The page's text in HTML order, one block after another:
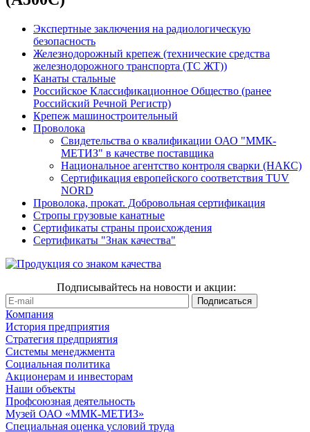
Экспертные заключения на радиологическую
безопасность
Железнодорожный крепеж (технические средства
железнодорожного транспорта (ТС ЖТ))
Канаты стальные
Российское Классификационное Общество (ранее
Российский Речной Регистр)
Крепеж машиностроительный
Проволока
Свидетельства о квалификации ОАО "ММК-
МЕТИЗ" в качестве поставщика
Национальное агентство контроля сварки (НАКС)
Сертификация европейского соответствия TUV
NORD
Проволока, прокат. Добровольная сертификация
Стропы грузовые канатные
Сертификаты страны происхождения
Сертификаты "Знак качества"
Подписывайтесь на новости и акции:
Компания
История предприятия
Стратегия предприятия
Системы менеджмента
Социальная политика
Акционерам и инвесторам
Наши объекты
Профсоюзная деятельность
Музей ОАО «ММК-МЕТИЗ»
Специальная оценка условий труда